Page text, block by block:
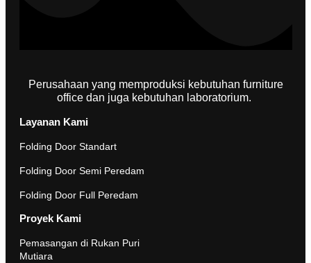
Perusahaan yang memproduksi kebutuhan furniture
office dan juga kebutuhan laboratorium.
Layanan Kami
Folding Door Standart
Folding Door Semi Peredam
Folding Door Full Peredam
Proyek Kami
Pemasangan di Rukan Puri
Mutiara